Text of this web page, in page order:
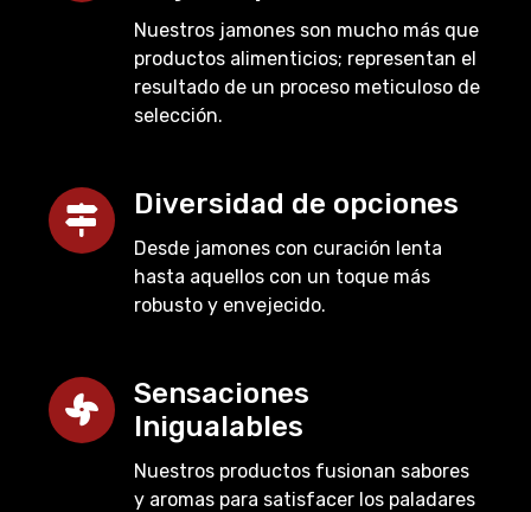
Nuestros jamones son mucho más que
productos alimenticios; representan el
resultado de un proceso meticuloso de
selección.
Diversidad de opciones
Desde jamones con curación lenta
hasta aquellos con un toque más
robusto y envejecido.
Sensaciones
Inigualables
Nuestros productos fusionan sabores
y aromas para satisfacer los paladares